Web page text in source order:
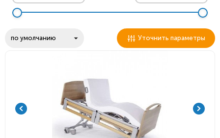
Уточнить параметры